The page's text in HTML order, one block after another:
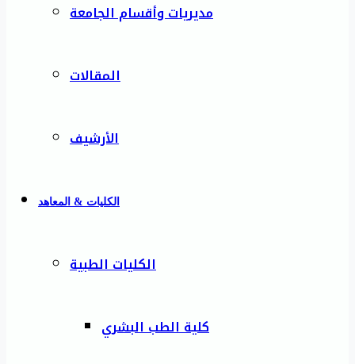
مديريات وأقسام الجامعة
المقالات
الأرشيف
الكليات & المعاهد
الكليات الطبية
كلية الطب البشري